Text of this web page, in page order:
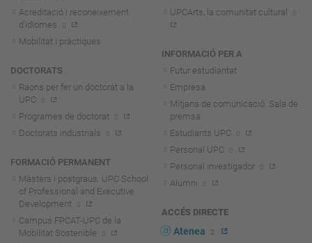
Acreditació i reconeixement
d'idiomes
Mobilitat i pràctiques
DOCTORATS
Raons per fer un doctorat a la
UPC
Programes de doctorat
Doctorats industrials
FORMACIÓ PERMANENT
Màsters i postgraus. UPC School
of Professional and Executive
Development
Campus FPCAT-UPC de la
Mobilitat Sostenible
UPCArts, la comunitat cultural
INFORMACIÓ PER A
Futur estudiantat
Empresa
Mitjans de comunicació. Sala de
premsa
Estudiants UPC
Personal UPC
Personal investigador
Alumni
ACCÉS DIRECTE
Atenea